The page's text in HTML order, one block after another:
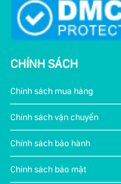
CHÍNH SÁCH
Chính sách mua hàng
Chính sách vận chuyển
Chính sách bảo hành
Chính sách bảo mật